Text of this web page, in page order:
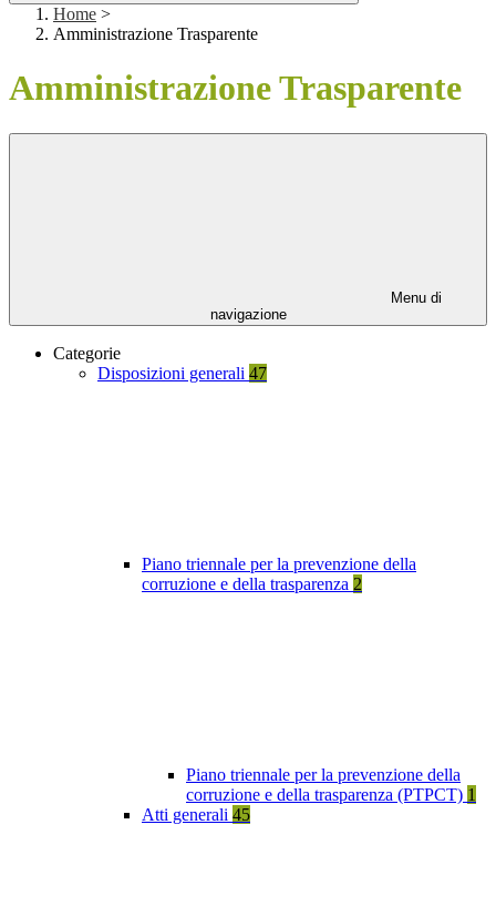
Home >
Amministrazione Trasparente
Amministrazione Trasparente
Menu di
navigazione
Categorie
Disposizioni generali 47
Piano triennale per la prevenzione della
corruzione e della trasparenza 2
Piano triennale per la prevenzione della
corruzione e della trasparenza (PTPCT) 1
Atti generali 45